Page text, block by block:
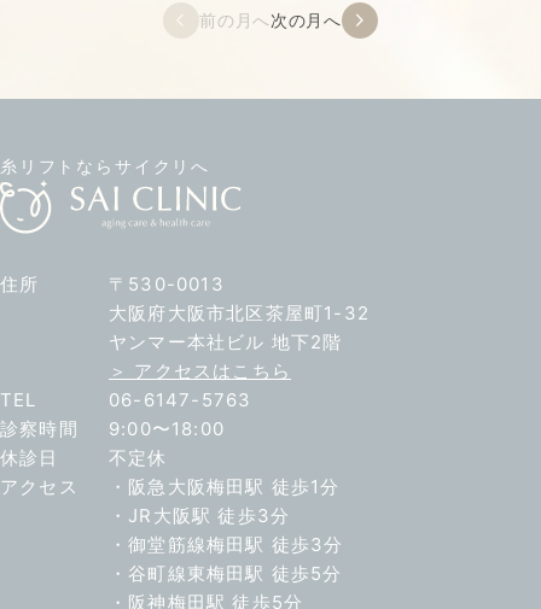
前の月へ次の月へ
糸リフトならサイクリへ
住所
〒530-0013
大阪府大阪市北区茶屋町1-32
ヤンマー本社ビル 地下2階
＞ アクセスはこちら
TEL
06-6147-5763
診察時間
9:00〜18:00
休診日
不定休
アクセス
・阪急大阪梅田駅 徒歩1分
・JR大阪駅 徒歩3分
・御堂筋線梅田駅 徒歩3分
・谷町線東梅田駅 徒歩5分
・阪神梅田駅 徒歩5分